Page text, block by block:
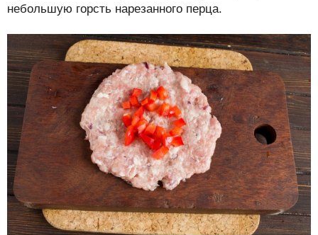
небольшую горсть нарезанного перца.